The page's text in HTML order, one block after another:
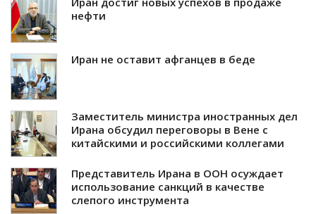
нефти
Иран не оставит афганцев в беде
Заместитель министра иностранных дел
Ирана обсудил переговоры в Вене с
китайскими и российскими коллегами
Представитель Ирана в ООН осуждает
использование санкций в качестве
слепого инструмента